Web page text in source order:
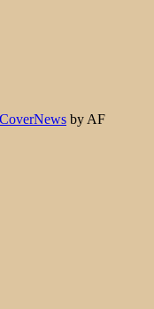
CoverNews by AF